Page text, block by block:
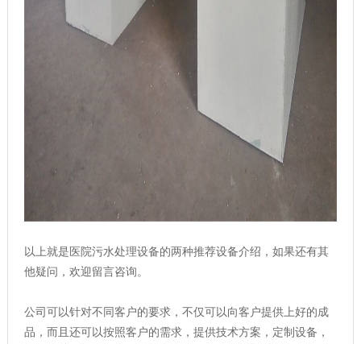
以上就是医院污水处理设备的两种推荐设备介绍，如果还有其
他疑问，欢迎留言咨询。
公司可以针对不同客户的要求，不仅可以向客户提供上好的成
品，而且还可以按照客户的需求，提供技术方案，定制设备，